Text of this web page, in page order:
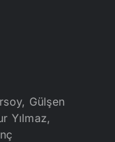
Gülşen
Yılmaz,